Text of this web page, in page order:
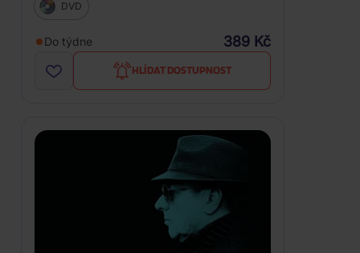
DVD
Do týdne 389 Kč
HLÍDAT DOSTUPNOST